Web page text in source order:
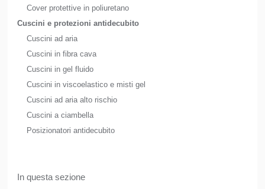
Cover protettive in poliuretano
Cuscini e protezioni antidecubito
Cuscini ad aria
Cuscini in fibra cava
Cuscini in gel fluido
Cuscini in viscoelastico e misti gel
Cuscini ad aria alto rischio
Cuscini a ciambella
Posizionatori antidecubito
In questa sezione